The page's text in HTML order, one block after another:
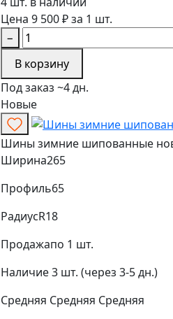
Цена 9 500 ₽ за 1 шт.
−
В корзину
Под заказ ~4 дн.
Новые
Шины зимние шипованные
Ширина265
Профиль65
РадиусR18
Продажапо 1 шт.
Наличие3 шт. (через 3-5 дн.)
Средняя Средняя Средняя